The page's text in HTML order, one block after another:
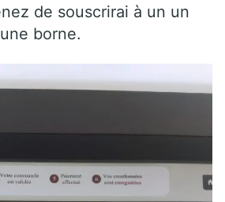
de souscrirai à un un
borne.